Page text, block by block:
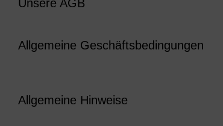
Unsere AGB
Allgemeine Geschäftsbedingungen
Allgemeine Hinweise